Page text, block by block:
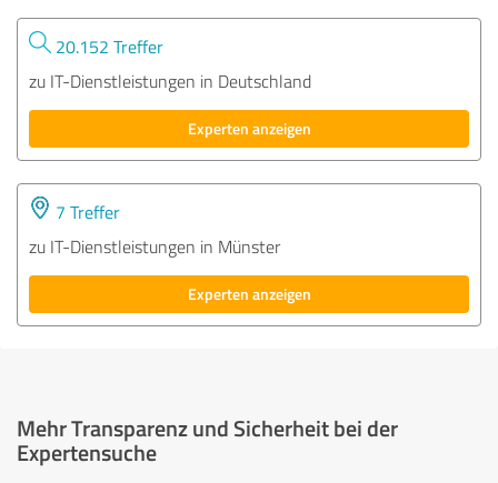
20.152 Treffer
zu IT-Dienstleistungen in Deutschland
Experten anzeigen
7 Treffer
zu IT-Dienstleistungen in Münster
Experten anzeigen
Mehr Transparenz und Sicherheit bei der
Expertensuche